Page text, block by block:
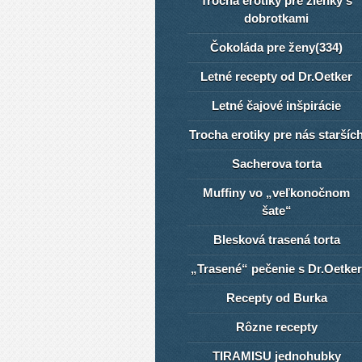
dobrotkami
Čokoláda pre ženy(334)
Letné recepty od Dr.Oetker
Letné čajové inšpirácie
Trocha erotiky pre nás
Sacherova torta
Muffiny vo „veľkonočnom
šate“
Blesková trasená torta
„Trasené“ pečenie s Dr.Oetker
Recepty od Burka
Rôzne recepty
TIRAMISU jednohubky